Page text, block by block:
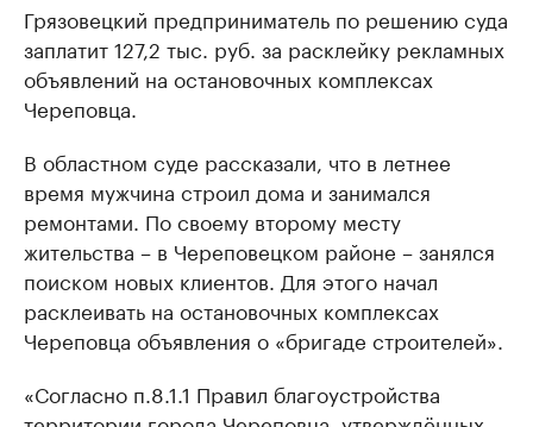
Грязовецкий предприниматель по решению суда
заплатит 127,2 тыс. руб. за расклейку рекламных
объявлений на остановочных комплексах
Череповца.
В областном суде рассказали, что в летнее
время мужчина строил дома и занимался
ремонтами. По своему второму месту
жительства – в Череповецком районе – занялся
поиском новых клиентов. Для этого начал
расклеивать на остановочных комплексах
Череповца объявления о «бригаде строителей».
«Согласно п.8.1.1 Правил благоустройства